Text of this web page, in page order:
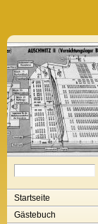
Startseite
Gästebuch